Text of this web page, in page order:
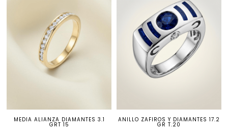
MEDIA ALIANZA DIAMANTES 3.1
GRT 15
ANILLO ZAFIROS Y DIAMANTES 17.2
GR T.20